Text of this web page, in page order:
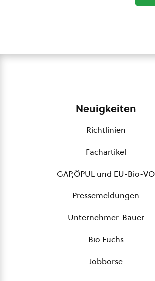
Neuigkeiten
Richtlinien
Fachartikel
GAP,ÖPUL und EU-Bio-VO
Pressemeldungen
Unternehmer-Bauer
Bio Fuchs
Jobbörse